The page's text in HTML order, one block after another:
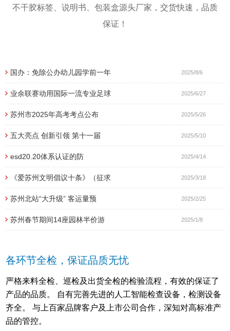
不干胶标签、说明书、包装盒源头厂家，交货快速，品质
保证！
国办：免除公办幼儿园学前一年 2025/8/6
业余联赛动用国际一流专业足球 2025/6/27
苏州市2025年高考考点公布 2025/5/26
五大亮点 创新引领 第十一届 2025/5/10
esd20.20体系认证的防 2025/4/14
《爱苏州文明倡议十条》（征求 2025/3/18
苏州北站“大升级” 客运量预 2025/2/25
苏州春节期间14座园林半价游 2025/1/8
各环节全检，保证品质无忧
严格来料全检、巡检及出货全检的检验流程，有效的保证了
产品的品质。 自有完善先进的人工智能检查设备，检测设备
齐全。 与上百家品牌客户及上市公司合作，深知对高标准产
品的管控。